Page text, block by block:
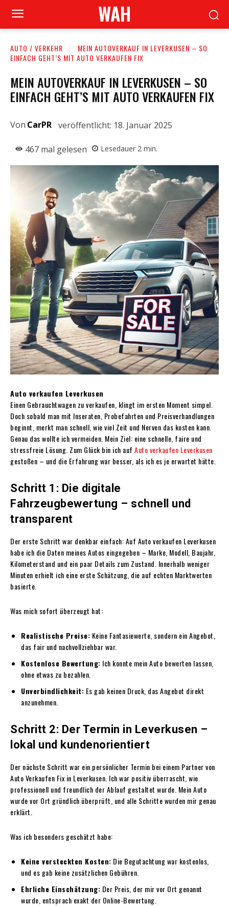
WAH
AUTO / VERKEHR
MEIN AUTOVERKAUF IN LEVERKUSEN – SO
EINFACH GEHT’S MIT AUTO VERKAUFEN FIX
MEIN AUTOVERKAUF IN LEVERKUSEN – SO
EINFACH GEHT’S MIT AUTO VERKAUFEN FIX
Von CarPR veröffentlicht: 18. Januar 2025
467 mal gelesen Lesedauer 2 min.
Auto verkaufen Leverkusen
Einen Gebrauchtwagen zu verkaufen, klingt im ersten Moment simpel.
Doch sobald man mit Inseraten, Probefahrten und Preisverhandlungen
beginnt, merkt man schnell, wie viel Zeit und Nerven das kosten kann.
Genau das wollte ich vermeiden. Mein Ziel: eine schnelle, faire und
stressfreie Lösung. Zum Glück bin ich auf Auto verkaufen Leverkusen
gestoßen – und die Erfahrung war besser, als ich es je erwartet hätte.
Schritt 1: Die digitale
Fahrzeugbewertung – schnell und
transparent
Der erste Schritt war denkbar einfach: Auf Auto verkaufen Leverkusen
habe ich die Daten meines Autos eingegeben – Marke, Modell, Baujahr,
Kilometerstand und ein paar Details zum Zustand. Innerhalb weniger
Minuten erhielt ich eine erste Schätzung, die auf echten Marktwerten
basierte.
Was mich sofort überzeugt hat:
Realistische Preise: Keine Fantasiewerte, sondern ein Angebot,
das fair und nachvollziehbar war.
Kostenlose Bewertung: Ich konnte mein Auto bewerten lassen,
ohne etwas zu bezahlen.
Unverbindlichkeit: Es gab keinen Druck, das Angebot direkt
anzunehmen.
Schritt 2: Der Termin in Leverkusen –
lokal und kundenorientiert
Der nächste Schritt war ein persönlicher Termin bei einem Partner von
Auto Verkaufen Fix in Leverkusen. Ich war positiv überrascht, wie
professionell und freundlich der Ablauf gestaltet wurde. Mein Auto
wurde vor Ort gründlich überprüft, und alle Schritte wurden mir genau
erklärt.
Was ich besonders geschätzt habe:
Keine versteckten Kosten: Die Begutachtung war kostenlos,
und es gab keine zusätzlichen Gebühren.
Ehrliche Einschätzung: Der Preis, der mir vor Ort genannt
wurde, entsprach exakt der Online-Bewertung.